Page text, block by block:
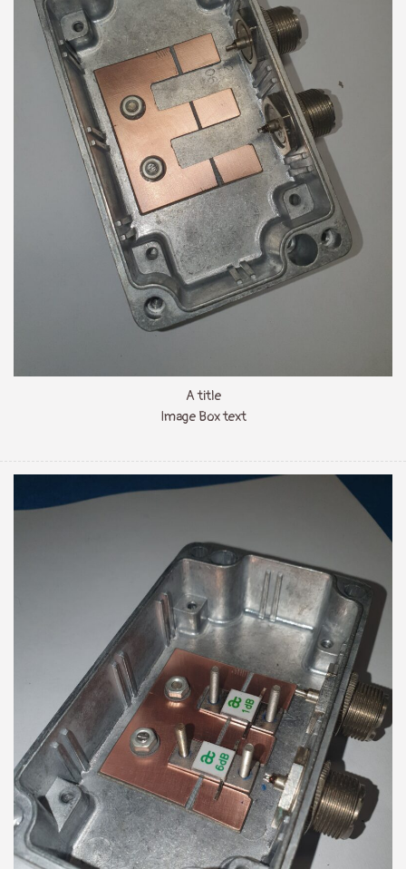
A title
Image Box text